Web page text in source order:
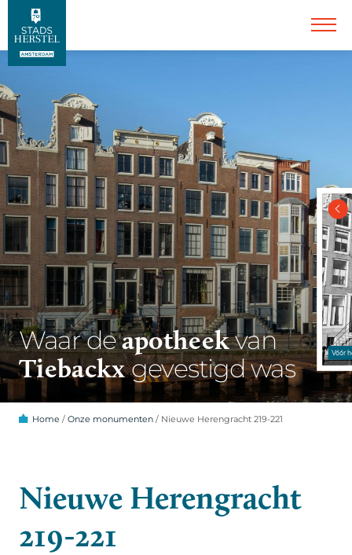
Waar deapotheekvan
Tiebackxgevestigd was
Home /Onze monumenten / Nieuwe Herengracht 219-221
Nieuwe Herengracht
219-221